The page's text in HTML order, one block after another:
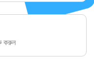
করুন